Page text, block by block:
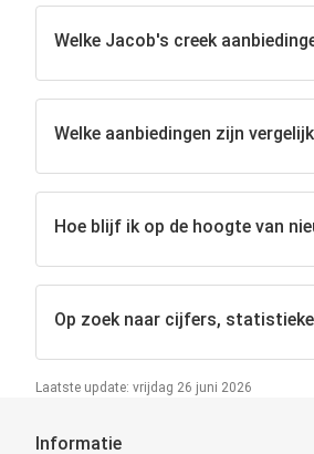
Welke Jacob's creek
Welke aanbiedingen zijn
Hoe blijf ik op de hoogte van
Op zoek naar cijfers,
Laatste update: vrijdag 26 juni 2026
Informatie